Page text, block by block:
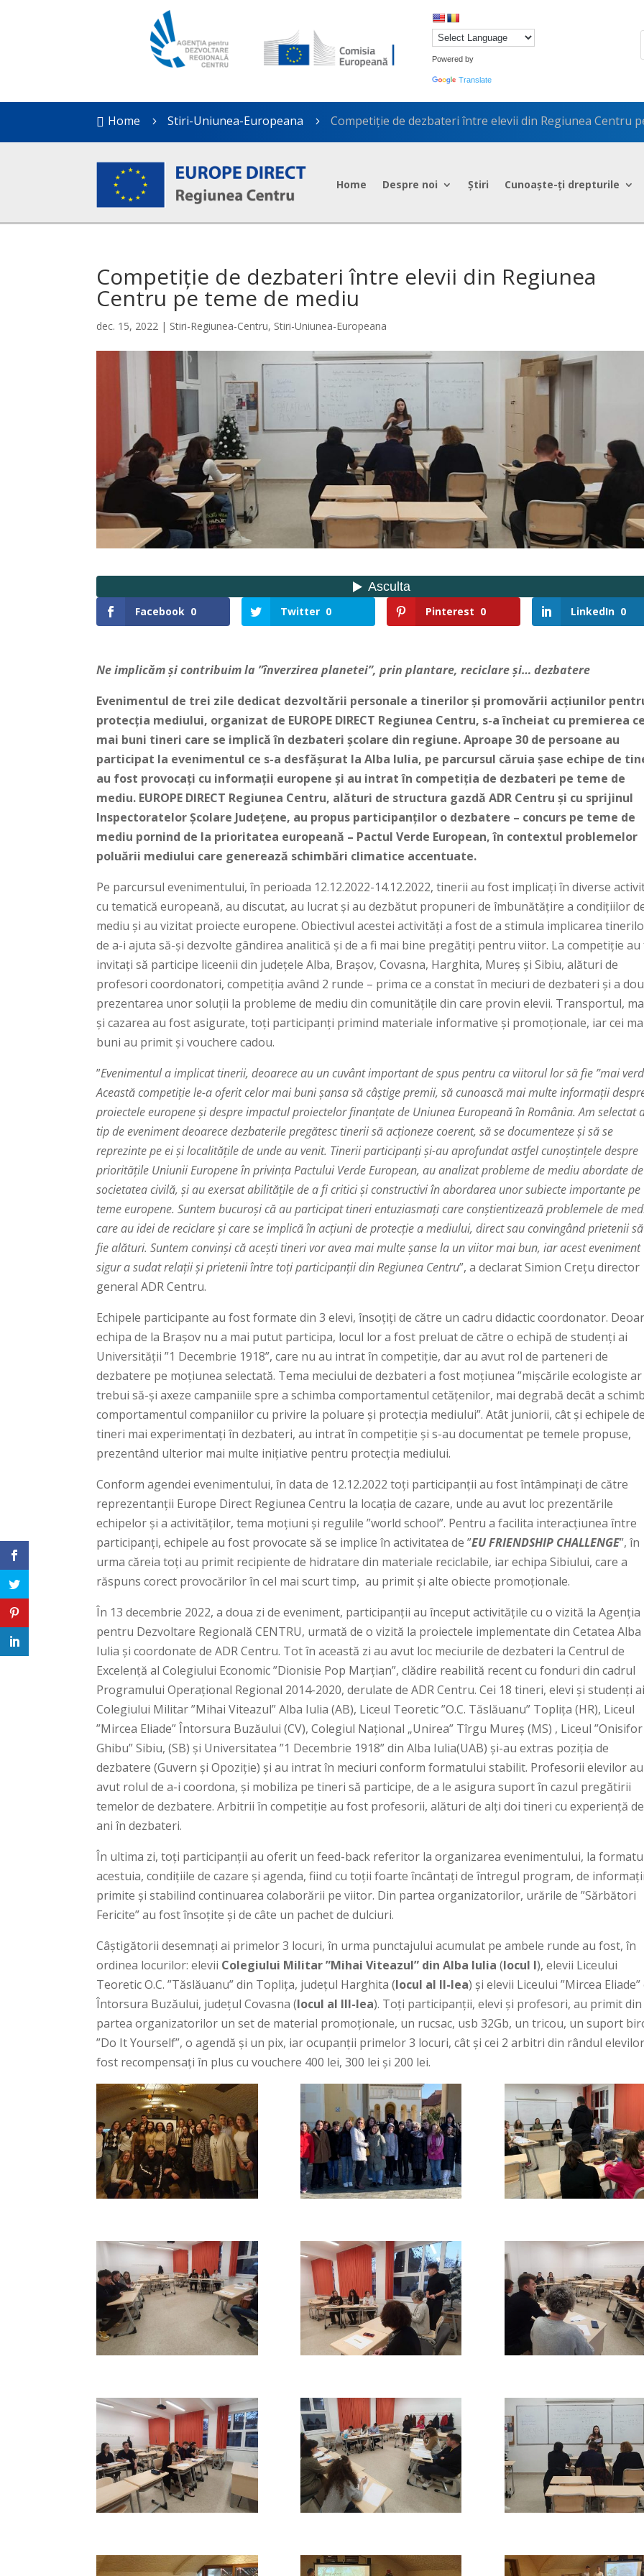
Powered by
Translate
 Home 5 Stiri-Uniunea-Europeana 5 Competiție de dezbateri între elevii din Regiunea Centru
Home Despre noi Știri Cunoaște-ți drepturile
Competiție de dezbateri între elevii din Regiunea
Centru pe teme de mediu
dec. 15, 2022 | Stiri-Regiunea-Centru, Stiri-Uniunea-Europeana
Facebook 0 Twitter 0 Pinterest 0 LinkedIn 0
Ne implicăm și contribuim la ”înverzirea planetei”, prin plantare, reciclare și… dezbatere
Evenimentul de trei zile dedicat dezvoltării personale a tinerilor și promovării acțiunilor
protecția mediului, organizat de EUROPE DIRECT Regiunea Centru, s-a încheiat cu premierea
mai buni tineri care se implică în dezbateri școlare din regiune. Aproape 30 de persoane au
participat la evenimentul ce s-a desfășurat la Alba Iulia, pe parcursul căruia șase echipe de
au fost provocați cu informații europene și au intrat în competiția de dezbateri pe teme de
mediu. EUROPE DIRECT Regiunea Centru, alături de structura gazdă ADR Centru și cu sprijinul
Inspectoratelor Școlare Județene, au propus participanților o dezbatere – concurs pe teme de
mediu pornind de la prioritatea europeană – Pactul Verde European, în contextul problemelor
poluării mediului care generează schimbări climatice accentuate.
Pe parcursul evenimentului, în perioada 12.12.2022-14.12.2022, tinerii au fost implicați în diverse
cu tematică europeană, au discutat, au lucrat și au dezbătut propuneri de îmbunătățire a condițiilor
mediu și au vizitat proiecte europene. Obiectivul acestei activități a fost de a stimula implicarea
de a-i ajuta să-și dezvolte gândirea analitică și de a fi mai bine pregătiți pentru viitor. La competiție
invitați să participe liceenii din județele Alba, Brașov, Covasna, Harghita, Mureș și Sibiu, alături de
profesori coordonatori, competiția având 2 runde – prima ce a constat în meciuri de dezbateri și a
prezentarea unor soluții la probleme de mediu din comunitățile din care provin elevii. Transportul,
și cazarea au fost asigurate, toți participanți primind materiale informative și promoționale, iar cei
buni au primit și vouchere cadou.
”Evenimentul a implicat tinerii, deoarece au un cuvânt important de spus pentru ca viitorul lor să fie ”mai
Această competiție le-a oferit celor mai buni șansa să câștige premii, să cunoască mai multe informații
proiectele europene și despre impactul proiectelor finanțate de Uniunea Europeană în România. Am selectat
tip de eveniment deoarece dezbaterile pregătesc tinerii să acționeze coerent, să se documenteze și să se
reprezinte pe ei și localitățile de unde au venit. Tinerii participanți și-au aprofundat astfel cunoștințele despre
prioritățile Uniunii Europene în privința Pactului Verde European, au analizat probleme de mediu abordate de
societatea civilă, și au exersat abilitățile de a fi critici şi constructivi în abordarea unor subiecte importante pe
teme europene. Suntem bucuroși că au participat tineri entuziasmați care conștientizează problemele de
care au idei de reciclare și care se implică în acțiuni de protecție a mediului, direct sau convingând prietenii
fie alături. Suntem convinși că acești tineri vor avea mai multe șanse la un viitor mai bun, iar acest eveniment
sigur a sudat relații și prietenii între toți participanții din Regiunea Centru”, a declarat Simion Crețu director
general ADR Centru.
Echipele participante au fost formate din 3 elevi, însoțiți de către un cadru didactic coordonator.
echipa de la Brașov nu a mai putut participa, locul lor a fost preluat de către o echipă de studenți ai
Universității ”1 Decembrie 1918”, care nu au intrat în competiție, dar au avut rol de parteneri de
dezbatere pe moțiunea selectată. Tema meciului de dezbateri a fost moțiunea ”mişcările ecologiste ar
trebui să-şi axeze campaniile spre a schimba comportamentul cetățenilor, mai degrabă decât a
comportamentul companiilor cu privire la poluare şi protecția mediului”. Atât juniorii, cât și echipele de
tineri mai experimentați în dezbateri, au intrat în competiție și s-au documentat pe temele propuse,
prezentând ulterior mai multe inițiative pentru protecția mediului.
Conform agendei evenimentului, în data de 12.12.2022 toți participanții au fost întâmpinați de către
reprezentanții Europe Direct Regiunea Centru la locația de cazare, unde au avut loc prezentările
echipelor și a activităților, tema moțiuni și regulile ”world school”. Pentru a facilita interacțiunea între
participanți, echipele au fost provocate să se implice în activitatea de ”EU FRIENDSHIP CHALLENGE”, în
urma căreia toți au primit recipiente de hidratare din materiale reciclabile, iar echipa Sibiului, care a
răspuns corect provocărilor în cel mai scurt timp, au primit și alte obiecte promoționale.
În 13 decembrie 2022, a doua zi de eveniment, participanții au început activitățile cu o vizită la Agenția
pentru Dezvoltare Regională CENTRU, urmată de o vizită la proiectele implementate din Cetatea Alba
Iulia și coordonate de ADR Centru. Tot în această zi au avut loc meciurile de dezbateri la Centrul de
Excelență al Colegiului Economic ”Dionisie Pop Marțian”, clădire reabilită recent cu fonduri din cadrul
Programului Operațional Regional 2014-2020, derulate de ADR Centru. Cei 18 tineri, elevi și studenți ai
Colegiului Militar ”Mihai Viteazul” Alba Iulia (AB), Liceul Teoretic ”O.C. Tăslăuanu” Toplița (HR), Liceul
”Mircea Eliade” Întorsura Buzăului (CV), Colegiul Național „Unirea” Tîrgu Mureș (MS) , Liceul ”Onisifor
Ghibu” Sibiu, (SB) și Universitatea ”1 Decembrie 1918” din Alba Iulia(UAB) și-au extras poziția de
dezbatere (Guvern și Opoziție) și au intrat în meciuri conform formatului stabilit. Profesorii elevilor au
avut rolul de a-i coordona, și mobiliza pe tineri să participe, de a le asigura suport în cazul pregătirii
temelor de dezbatere. Arbitrii în competiție au fost profesorii, alături de alți doi tineri cu experiență
ani în dezbateri.
În ultima zi, toți participanții au oferit un feed-back referitor la organizarea evenimentului, la
acestuia, condițiile de cazare și agenda, fiind cu toții foarte încântați de întregul program, de
primite și stabilind continuarea colaborării pe viitor. Din partea organizatorilor, urările de ”Sărbători
Fericite” au fost însoțite și de câte un pachet de dulciuri.
Câștigătorii desemnați ai primelor 3 locuri, în urma punctajului acumulat pe ambele runde au fost, în
ordinea locurilor: elevii Colegiului Militar ”Mihai Viteazul” din Alba Iulia(locul I), elevii Liceului
Teoretic O.C. ”Tăslăuanu” din Toplița, județul Harghita (locul al II-lea) și elevii Liceului ”Mircea Eliade”
Întorsura Buzăului, județul Covasna (locul al III-lea). Toți participanții, elevi și profesori, au primit din
partea organizatorilor un set de material promoționale, un rucsac, usb 32Gb, un tricou, un suport
”Do It Yourself”, o agendă și un pix, iar ocupanții primelor 3 locuri, cât și cei 2 arbitri din rândul
fost recompensați în plus cu vouchere 400 lei, 300 lei și 200 lei.